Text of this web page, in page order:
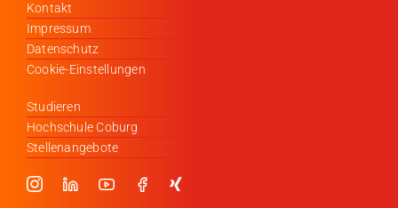
Kontakt
Impressum
Datenschutz
Cookie-Einstellungen
Studieren
Hochschule Coburg
Stellenangebote